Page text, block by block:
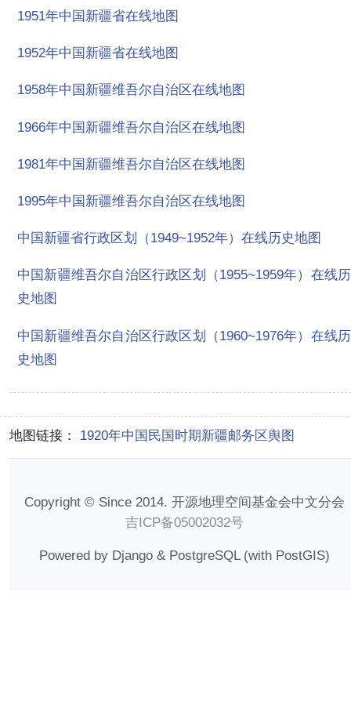
1951年中国新疆省在线地图
1952年中国新疆省在线地图
1958年中国新疆维吾尔自治区在线地图
1966年中国新疆维吾尔自治区在线地图
1981年中国新疆维吾尔自治区在线地图
1995年中国新疆维吾尔自治区在线地图
中国新疆省行政区划（1949~1952年）在线历史地图
中国新疆维吾尔自治区行政区划（1955~1959年）在线历
史地图
中国新疆维吾尔自治区行政区划（1960~1976年）在线历
史地图
地图链接： 1920年中国民国时期新疆邮务区舆图
Copyright © Since 2014. 开源地理空间基金会中文分会
吉ICP备05002032号
Powered by Django & PostgreSQL (with PostGIS)